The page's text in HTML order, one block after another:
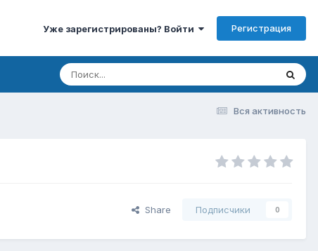
Уже зарегистрированы? Войти Регистрация
Вся активность
Share Подписчики 0